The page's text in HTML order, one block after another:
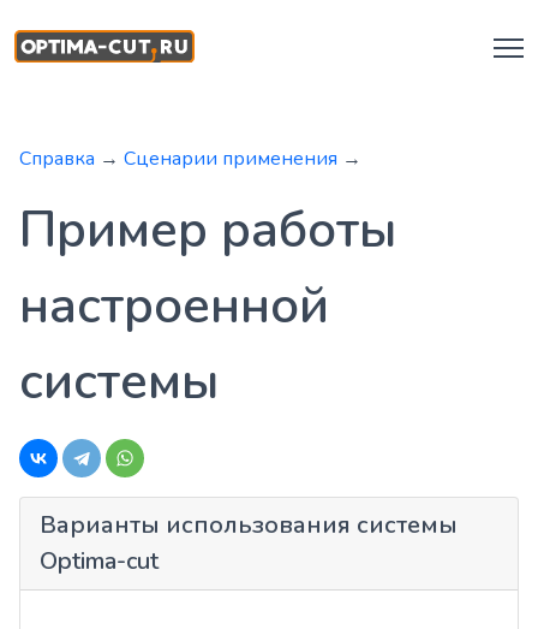
Справка → Сценарии применения →
Пример работы
настроенной
системы
Варианты использования системы
Optima-cut